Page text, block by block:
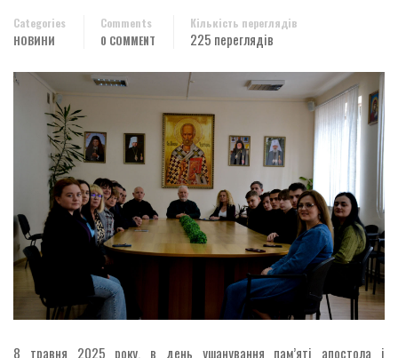
Categories
НОВИНИ
Comments
0 COMMENT
Кількість переглядів
225 переглядів
8 травня 2025 року, в день ушанування пам’яті апостола і